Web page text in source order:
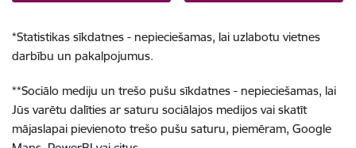
*Statistikas sīkdatnes - nepieciešamas, lai uzlabotu vietnes
darbību un pakalpojumus.
**Sociālo mediju un trešo pušu sīkdatnes - nepieciešamas, lai
Jūs varētu dalīties ar saturu sociālajos medijos vai skatīt
mājaslapai pievienoto trešo pušu saturu, piemēram, Google